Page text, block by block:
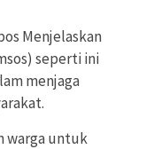
Menjelaskan
seperti ini
menjaga
warga untuk